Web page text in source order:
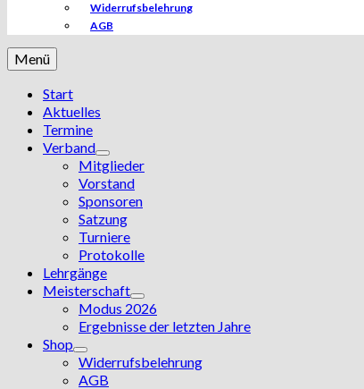
Widerrufsbelehrung
AGB
Menü
Start
Aktuelles
Termine
Verband
Mitglieder
Vorstand
Sponsoren
Satzung
Turniere
Protokolle
Lehrgänge
Meisterschaft
Modus 2026
Ergebnisse der letzten Jahre
Shop
Widerrufsbelehrung
AGB